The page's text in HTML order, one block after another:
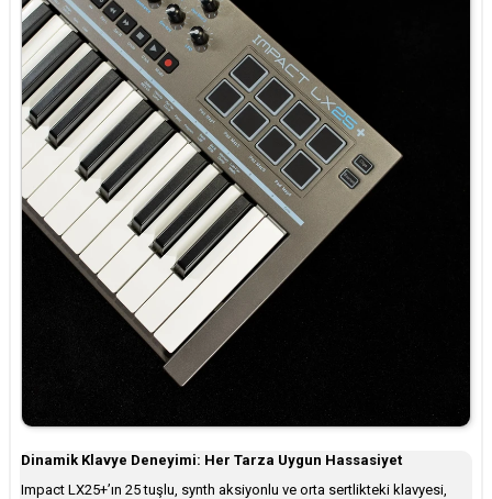
Dinamik Klavye Deneyimi: Her Tarza Uygun Hassasiyet
Impact LX25+’ın 25 tuşlu, synth aksiyonlu ve orta sertlikteki klavyesi,